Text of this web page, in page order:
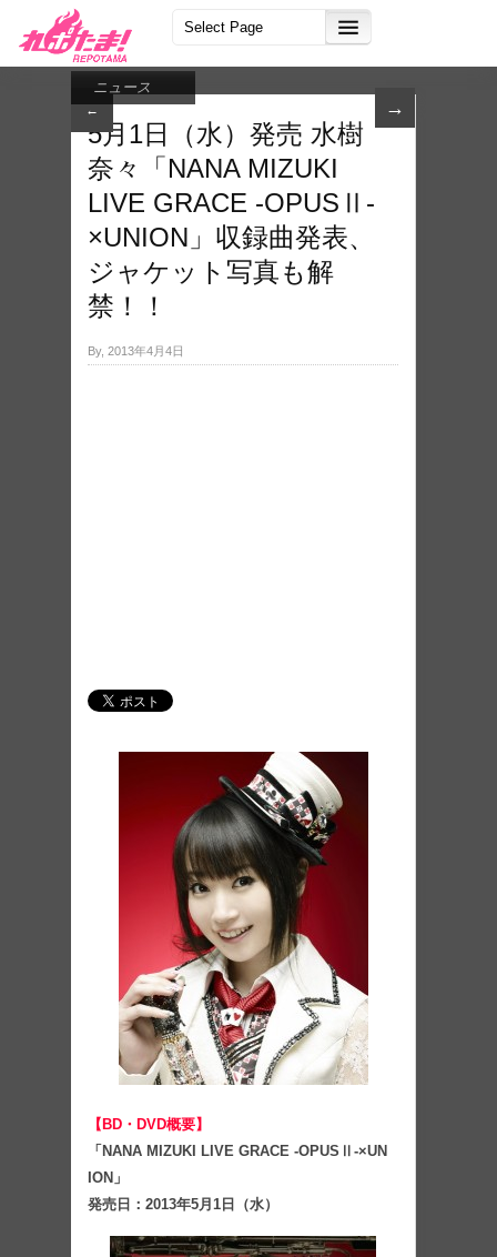
← →
ニュース
5月1日（水）発売 水樹
奈々「NANA MIZUKI
LIVE GRACE -OPUSⅡ-
×UN​ION」収録曲発表、
ジャケット写真も解
禁！！
By, 2013年4月4日
【BD・DVD概要】
「NANA MIZUKI LIVE GRACE -OPUSⅡ-×UN​
ION」
発売日：2013年5月1日（水）